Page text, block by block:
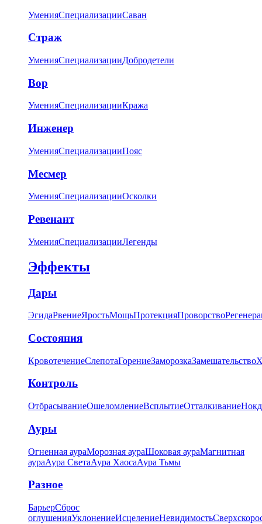
УменияСпециализацииСаван
Страж
УменияСпециализацииДобродетели
Вор
УменияСпециализацииКража
Инженер
УменияСпециализацииПояс
Месмер
УменияСпециализацииОсколки
Ревенант
УменияСпециализацииЛегенды
Эффекты
Дары
ЭгидаРвениеЯростьМощьПротекцияПроворство
Состояния
КровотечениеСлепотаГорениеЗаморозкаЗамешательство
Контроль
ОтбрасываниеОшеломлениеВсплытиеОтталкивание
Ауры
Огненная аураМорозная аураШоковая аураМагнитная
аураАура СветаАура ХаосаАура Тьмы
Разное
БарьерСброс
оглушенияУклонениеИсцелениеНевидимость